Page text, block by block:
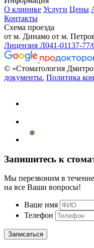
О клинике Услуги Цены
Контакты
Схема проезда
от м. Динамо от м.
Лицензия Л041-01137-77/
© «Стоматология
документы. Политика
Запишитесь к
Мы перезвоним в
на все Ваши вопросы!
Ваше имя
Телефон
Записаться